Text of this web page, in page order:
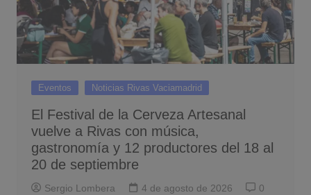
Eventos Noticias Rivas Vaciamadrid
El Festival de la Cerveza Artesanal
vuelve a Rivas con música,
gastronomía y 12 productores del 18 al
20 de septiembre
Sergio Lombera 4 de agosto de 2026 0